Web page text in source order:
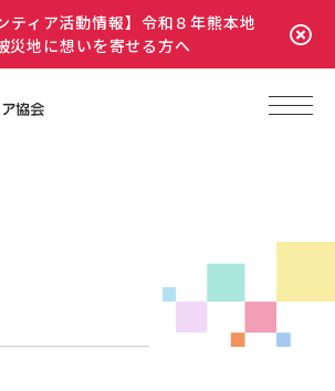
ティア活動情報】令和８年熊本地
災地に想いを寄せる方へ